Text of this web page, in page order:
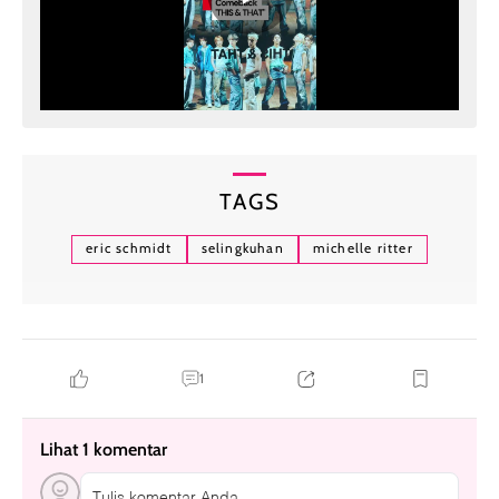
TAGS
eric schmidt selingkuhan michelle ritter
1
Lihat 1 komentar